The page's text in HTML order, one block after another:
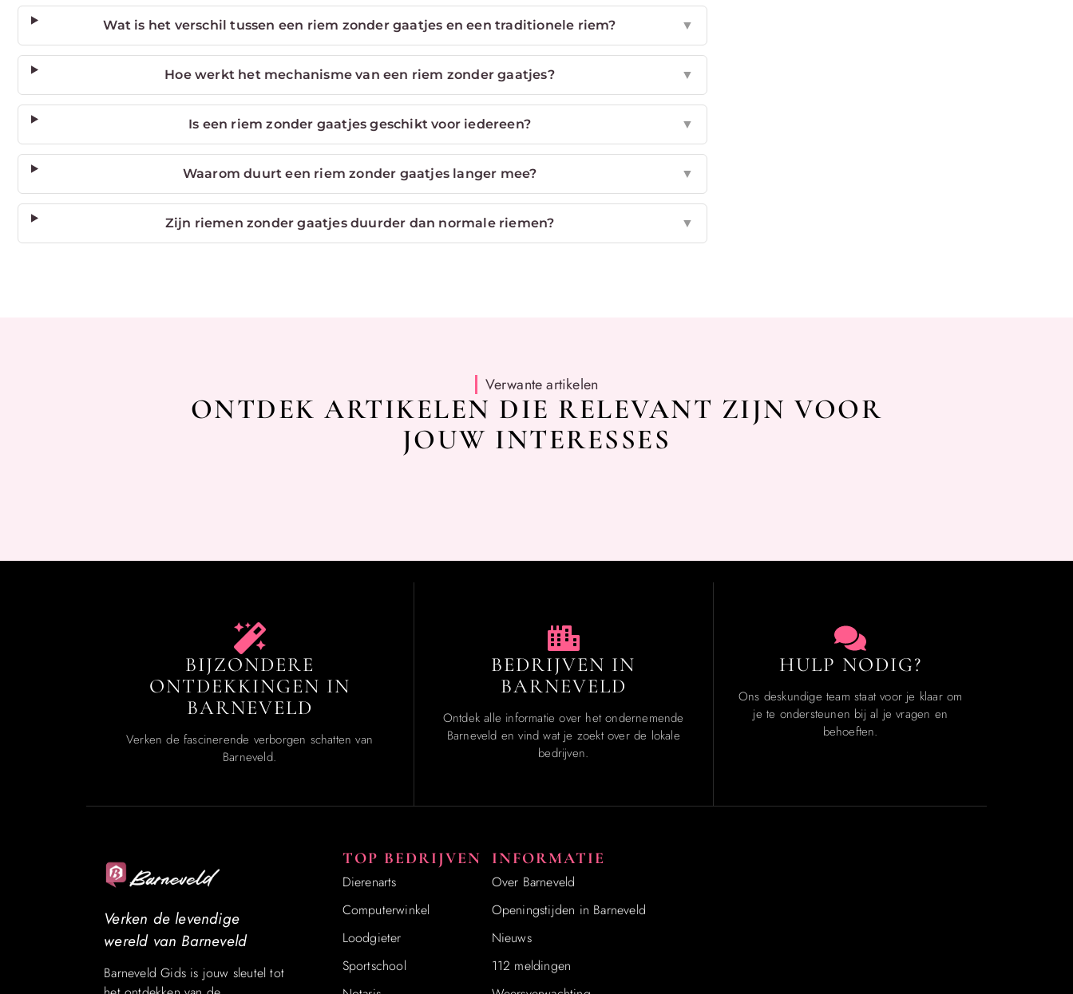
Wat is het verschil tussen een riem zonder gaatjes en een traditionele riem? ▼
Hoe werkt het mechanisme van een riem zonder gaatjes? ▼
Is een riem zonder gaatjes geschikt voor iedereen? ▼
Waarom duurt een riem zonder gaatjes langer mee? ▼
Zijn riemen zonder gaatjes duurder dan normale riemen? ▼
Verwante artikelen
ONTDEK ARTIKELEN DIE RELEVANT ZIJN VOOR
JOUW INTERESSES
BIJZONDERE
ONTDEKKINGEN IN
BARNEVELD
Verken de fascinerende verborgen schatten van
Barneveld.
BEDRIJVEN IN
BARNEVELD
Ontdek alle informatie over het ondernemende
Barneveld en vind wat je zoekt over de lokale
bedrijven.
HULP NODIG?
Ons deskundige team staat voor je klaar om
je te ondersteunen bij al je vragen en
behoeften.
INFORMATIE
Over Barneveld
Openingstijden in Barneveld
Nieuws
112 meldingen
TOP BEDRIJVEN
Dierenarts
Computerwinkel
Loodgieter
Sportschool
Verken de levendige
wereld van Barneveld
Barneveld Gids is jouw sleutel tot